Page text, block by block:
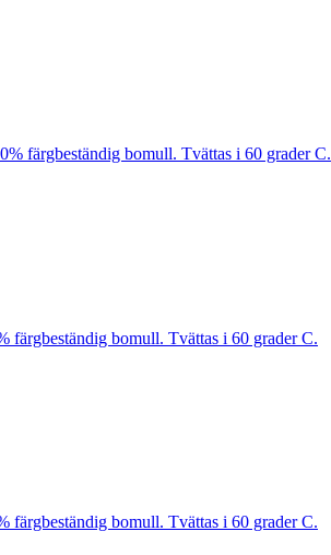
färgbeständig bomull. Tvättas i 60 grader C.
färgbeständig bomull. Tvättas i 60 grader C.
färgbeständig bomull. Tvättas i 60 grader C.